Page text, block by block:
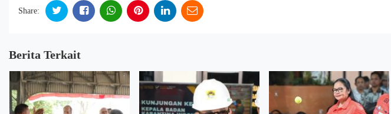
Share:
Berita Terkait